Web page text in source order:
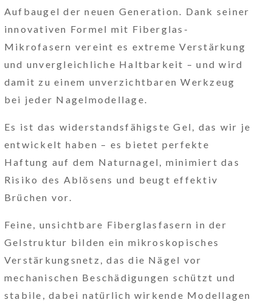
Aufbaugel der neuen Generation. Dank seiner
innovativen Formel mit Fiberglas-
Mikrofasern vereint es extreme Verstärkung
und unvergleichliche Haltbarkeit – und wird
damit zu einem unverzichtbaren Werkzeug
bei jeder Nagelmodellage.
Es ist das widerstandsfähigste Gel, das wir je
entwickelt haben – es bietet perfekte
Haftung auf dem Naturnagel, minimiert das
Risiko des Ablösens und beugt effektiv
Brüchen vor.
Feine, unsichtbare Fiberglasfasern in der
Gelstruktur bilden ein mikroskopisches
Verstärkungsnetz, das die Nägel vor
mechanischen Beschädigungen schützt und
stabile, dabei natürlich wirkende Modellagen